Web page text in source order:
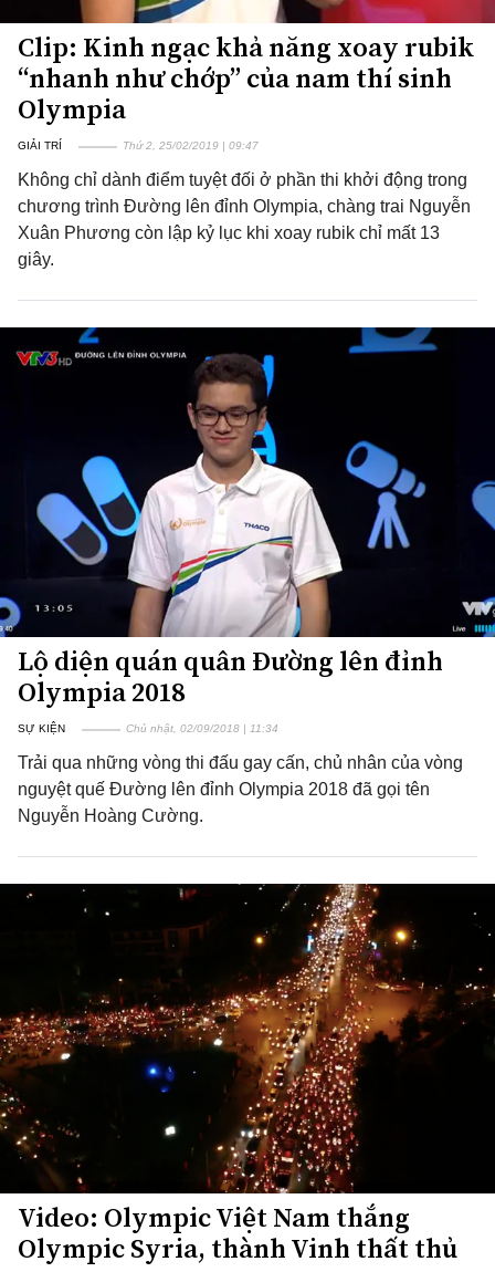
Clip: Kinh ngạc khả năng xoay rubik
“nhanh như chớp” của nam thí sinh
Olympia
GIẢI TRÍ Thứ 2, 25/02/2019 | 09:47
Không chỉ dành điểm tuyệt đối ở phần thi khởi động trong
chương trình Đường lên đỉnh Olympia, chàng trai Nguyễn
Xuân Phương còn lập kỷ lục khi xoay rubik chỉ mất 13
giây.
Lộ diện quán quân Đường lên đỉnh
Olympia 2018
SỰ KIỆN Chủ nhật, 02/09/2018 | 11:34
Trải qua những vòng thi đấu gay cấn, chủ nhân của vòng
nguyệt quế Đường lên đỉnh Olympia 2018 đã gọi tên
Nguyễn Hoàng Cường.
Video: Olympic Việt Nam thắng
Olympic Syria, thành Vinh thất thủ